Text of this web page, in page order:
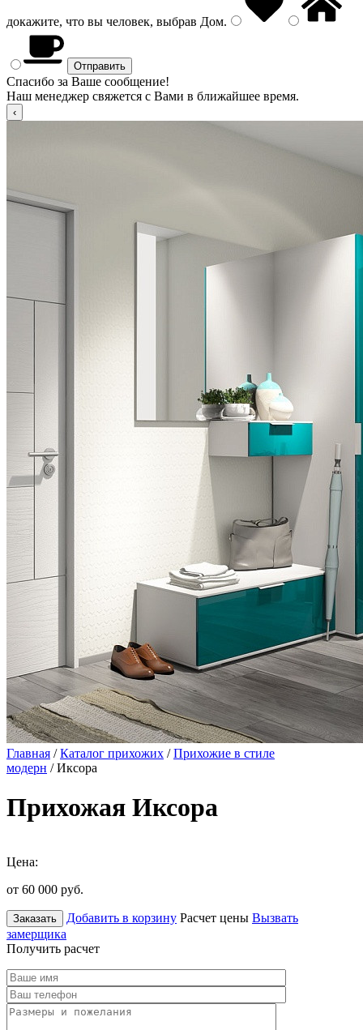
докажите, что вы человек, выбрав Дом.
Спасибо за Ваше сообщение!
Наш менеджер свяжется с Вами в ближайшее время.
Главная /Каталог прихожих /Прихожие в стиле
модерн / Иксора
Прихожая Иксора
Цена:
от 60 000 руб.
Заказать Добавить в корзину Расчет цены Вызвать
замерщика
Получить расчет